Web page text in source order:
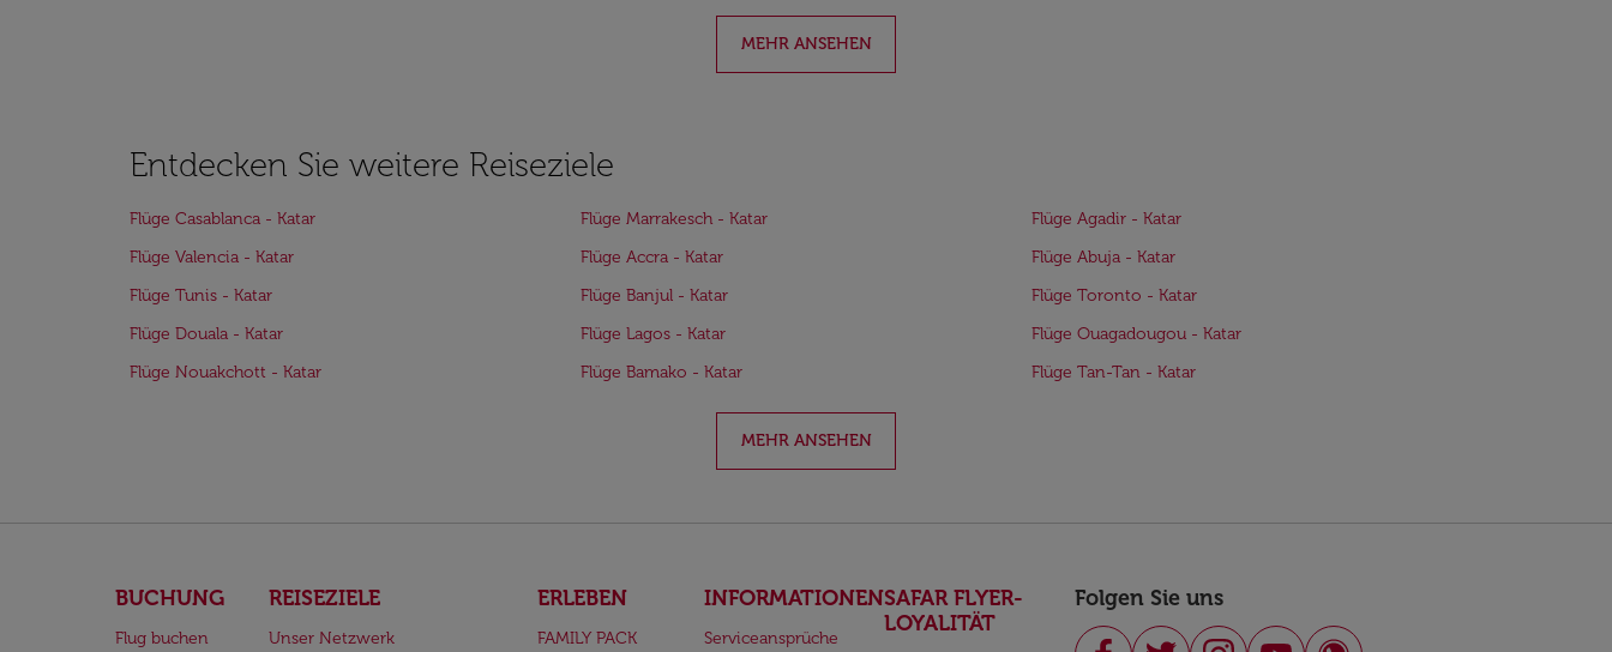
MEHR ANSEHEN
Entdecken Sie weitere Reiseziele
Flüge Casablanca - Katar Flüge Marrakesch - Katar
Flüge Agadir - Katar
Flüge Valencia - Katar
Flüge Accra - Katar
Flüge Abuja - Katar
Flüge Tunis - Katar
Flüge Banjul - Katar
Flüge Toronto - Katar
Flüge Douala - Katar
Flüge Lagos - Katar
Flüge Ouagadougou - Katar
Flüge Nouakchott - Katar
Flüge Bamako - Katar Flüge Tan-Tan - Katar
MEHR ANSEHEN
BUCHUNG
Flug buchen
REISEZIELE
Unser Netzwerk
ERLEBEN
FAMILY PACK
INFORMATIONEN
Serviceansprüche
SAFAR FLYER-
LOYALITÄT
Folgen Sie uns